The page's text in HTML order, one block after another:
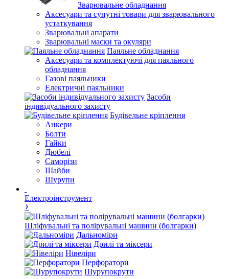
Зварювальне обладнання
Аксесуари та супутні товари для зварювального
устаткування
Зварювальні апарати
Зварювальні маски та окуляри
Паяльне обладнання
Аксесуари та комплектуючі для паяльного
обладнання
Газові паяльники
Електричні паяльники
Засоби
індивідуального захисту
Будівельне кріплення
Анкери
Болти
Гайки
Дюбелі
Саморізи
Шайби
Шурупи
Електроінструмент
Шліфувальні та полірувальні машини (болгарки)
Дальноміри
Дрилі та міксери
Нівеліри
Перфоратори
Шурупокрути